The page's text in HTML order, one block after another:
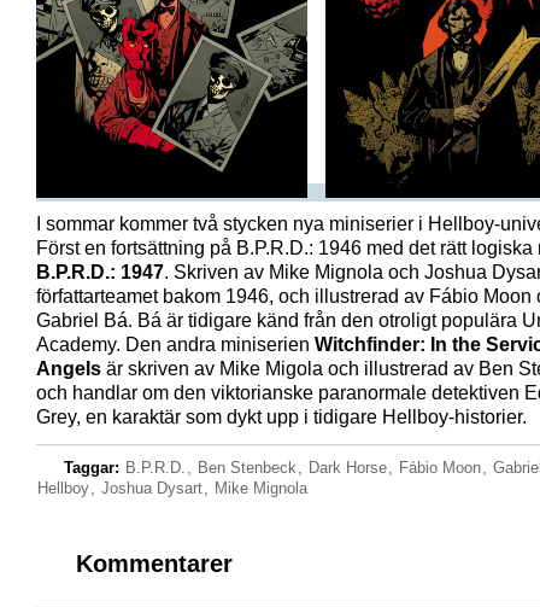
I sommar kommer två stycken nya miniserier i Hellboy-
Först en fortsättning på B.P.R.D.: 1946 med det rätt logiska
B.P.R.D.: 1947. Skriven av Mike Mignola och Joshua
författarteamet bakom 1946, och illustrerad av Fábio Moon
Gabriel Bá. Bá är tidigare känd från den otroligt populära
Academy. Den andra miniserien Witchfinder: In the
Angels är skriven av Mike Migola och illustrerad av Ben
och handlar om den viktorianske paranormale detektiven
Grey, en karaktär som dykt upp i tidigare Hellboy-historier.
Taggar: B.P.R.D. , Ben Stenbeck, Dark Horse, Fábio Moon,
Hellboy, Joshua Dysart, Mike Mignola
Kommentarer